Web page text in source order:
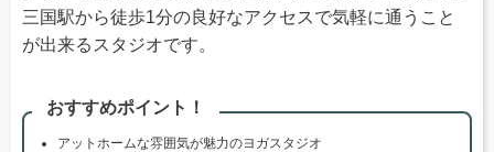
三国駅から徒歩1分の良好なアクセスで気軽に通うこと
が出来るスタジオです。
おすすめポイント！
アットホームな雰囲気が魅力のヨガスタジオ